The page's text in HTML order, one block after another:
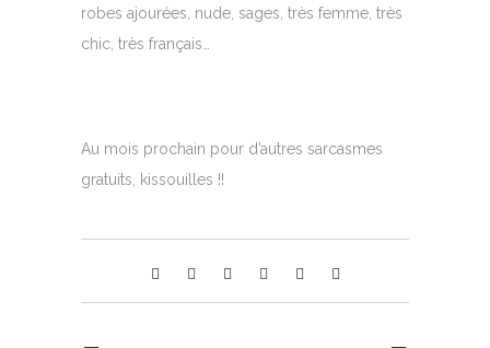
robes ajourées, nude, sages, très femme, très
chic, très français…
Au mois prochain pour d’autres sarcasmes
gratuits, kissouilles !!